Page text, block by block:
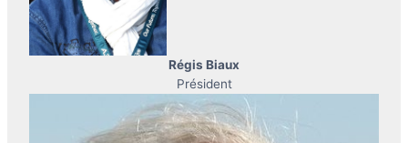
Régis Biaux
Président